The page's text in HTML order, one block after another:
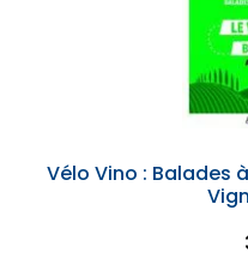
Vélo Vino : Balades